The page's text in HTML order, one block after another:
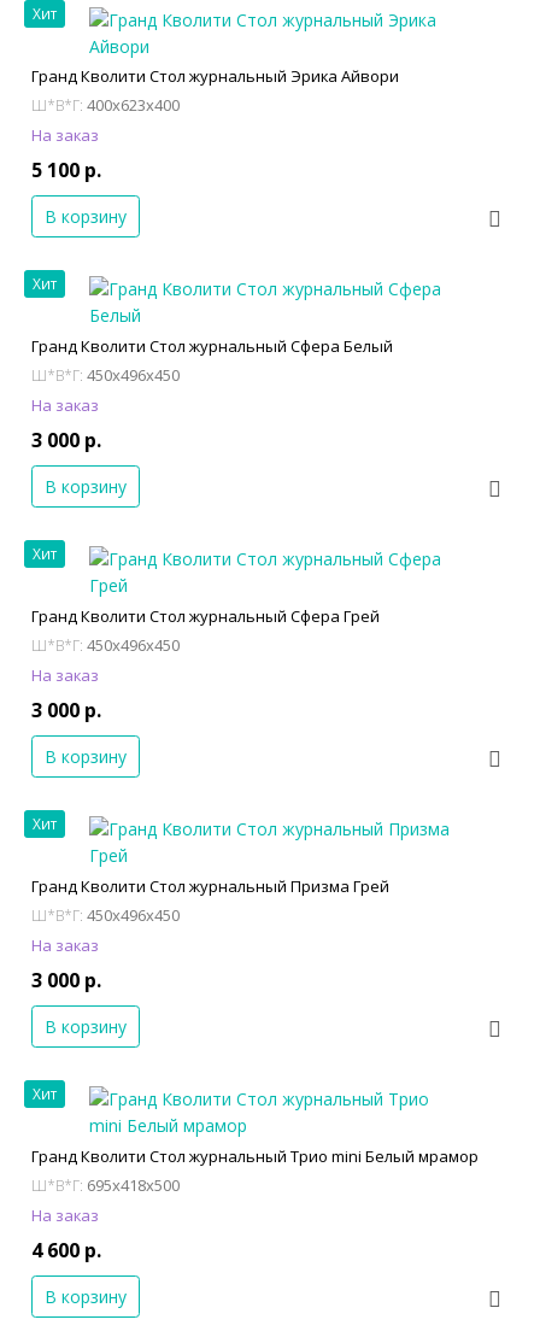
Хит
Гранд Кволити Стол журнальный Эрика Айвори
Ш*В*Г: 400x623x400
На заказ
5 100 р.
В корзину
Хит
Гранд Кволити Стол журнальный Сфера Белый
Ш*В*Г: 450x496x450
На заказ
3 000 р.
В корзину
Хит
Гранд Кволити Стол журнальный Сфера Грей
Ш*В*Г: 450x496x450
На заказ
3 000 р.
В корзину
Хит
Гранд Кволити Стол журнальный Призма Грей
Ш*В*Г: 450x496x450
На заказ
3 000 р.
В корзину
Хит
Гранд Кволити Стол журнальный Трио mini Белый мрамор
Ш*В*Г: 695x418x500
На заказ
4 600 р.
В корзину